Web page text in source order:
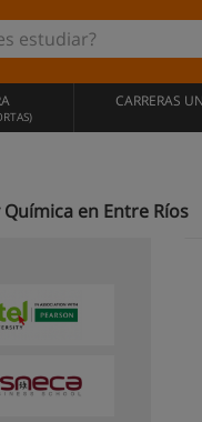
CARRERAS
en Entre Ríos